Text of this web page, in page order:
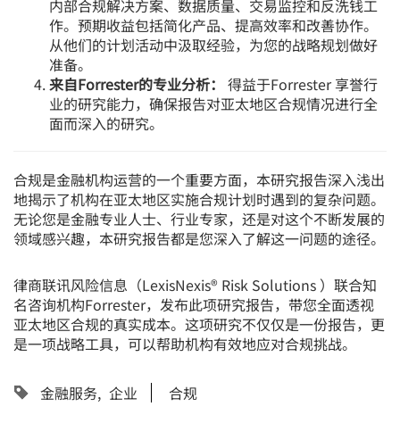
内部合规解决方案、数据质量、交易监控和反洗钱工
作。预期收益包括简化产品、提高效率和改善协作。
从他们的计划活动中汲取经验，为您的战略规划做好
准备。
来自Forrester的专业分析： 得益于Forrester 享誉行
业的研究能力，确保报告对亚太地区合规情况进行全
面而深入的研究。
合规是金融机构运营的一个重要方面，本研究报告深入浅出
地揭示了机构在亚太地区实施合规计划时遇到的复杂问题。
无论您是金融专业人士、行业专家，还是对这个不断发展的
领域感兴趣，本研究报告都是您深入了解这一问题的途径。
律商联讯风险信息（LexisNexis® Risk Solutions ）联合知
名咨询机构Forrester，发布此项研究报告，带您全面透视
亚太地区合规的真实成本。这项研究不仅仅是一份报告，更
是一项战略工具，可以帮助机构有效地应对合规挑战。
金融服务 企业 合规